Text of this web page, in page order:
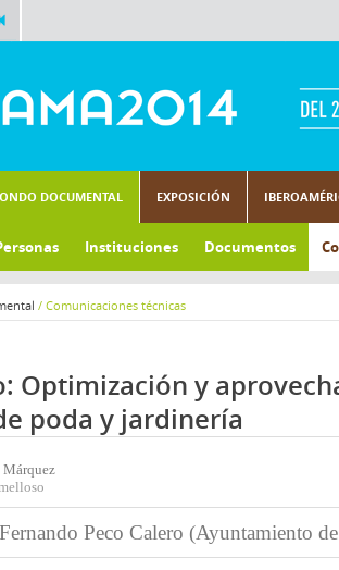
DOCUMENTAL EXPOSICIÓN
Instituciones Documentos
/ Comunicaciones técnicas
Optimización y
poda y jardinería
Márquez
Fernando Peco Calero (Ayuntamiento